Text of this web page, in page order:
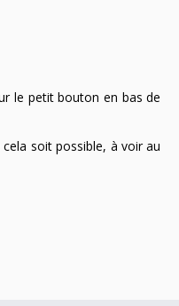
le petit bouton en bas de
soit possible, à voir au